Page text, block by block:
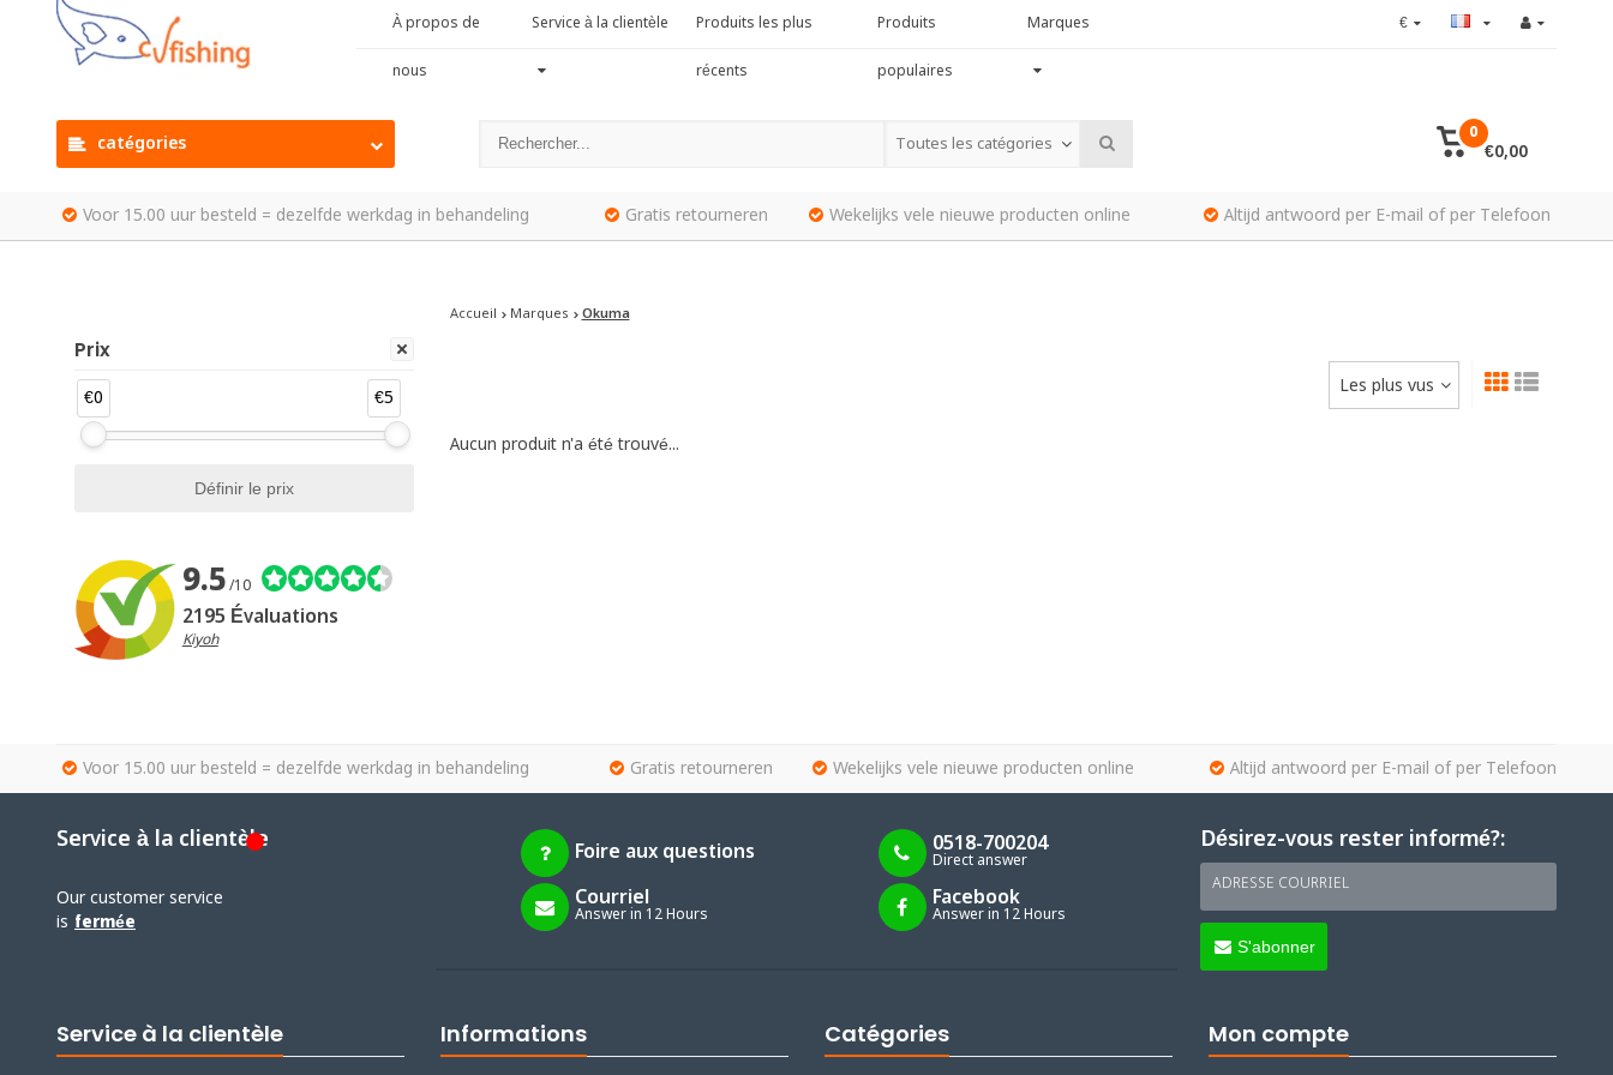
À propos de
nous
Service à la clientèle Produits les plus
récents
Produits
populaires
Marques €
catégories Toutes les catégories
0
€0,00
Voor 15.00 uur besteld = dezelfde werkdag in behandeling Gratis retourneren Wekelijks vele nieuwe producten online Altijd antwoord per E-mail of per Telefoon
Prix
€0 €5
9.5/10
2195 Évaluations
Kiyoh
Accueil Marques Okuma
Les plus vus
Aucun produit n'a été trouvé...
Voor 15.00 uur besteld = dezelfde werkdag in behandeling Gratis retourneren Wekelijks vele nieuwe producten online Altijd antwoord per E-mail of per Telefoon
Service à la clientèle
Our customer service
is fermée
Foire aux questions 0518-700204
Direct answer
Courriel
Answer in 12 Hours
Facebook
Answer in 12 Hours
Désirez-vous rester informé?:
ADRESSE COURRIEL
S'abonner
Service à la clientèle Informations Catégories Mon compte